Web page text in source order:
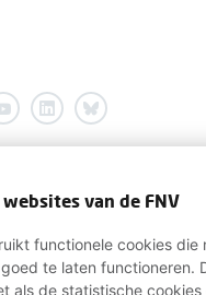
websites van de FNV
functionele cookies die
te laten functioneren.
als de statistische cookies